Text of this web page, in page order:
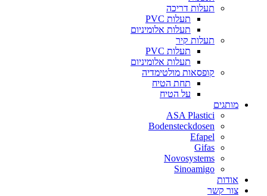
תעלות דריכה
תעלות PVC
תעלות אלומיניום
תעלות קיר
תעלות PVC
תעלות אלומיניום
קופסאות מולטימדיה
תחת הטיח
על הטיח
מותגים
ASA Plastici
Bodensteckdosen
Efapel
Gifas
Novosystems
Sinoamigo
אודות
צור קשר